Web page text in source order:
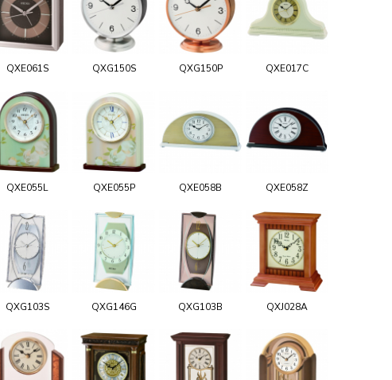
QXE061S QXG150S QXG150P QXE017C
QXE055L QXE055P QXE058B QXE058Z
QXG103S QXG146G QXG103B QXJ028A